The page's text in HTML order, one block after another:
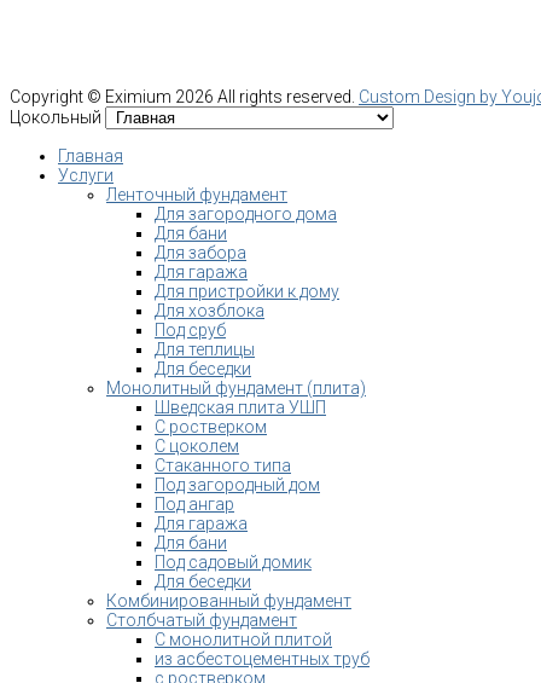
Copyright © Eximium 2026 All rights reserved. Custom Design by
Цокольный
Главная
Услуги
Ленточный фундамент
Для загородного дома
Для бани
Для забора
Для гаража
Для пристройки к дому
Для хозблока
Под сруб
Для теплицы
Для беседки
Монолитный фундамент (плита)
Шведская плита УШП
С ростверком
С цоколем
Стаканного типа
Под загородный дом
Под ангар
Для гаража
Для бани
Под садовый домик
Для беседки
Комбинированный фундамент
Столбчатый фундамент
С монолитной плитой
из асбестоцементных труб
с ростверком